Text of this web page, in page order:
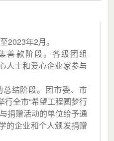
2023年2月。
善款阶段。各级团组
人士和爱心企业家参与
结阶段。团市委、市
行全市“希望工程圆梦行
捐赠活动的单位给予通
的企业和个人颁发捐赠